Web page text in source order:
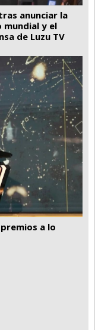
anunciar la
mundial y el
de Luzu TV
a lo